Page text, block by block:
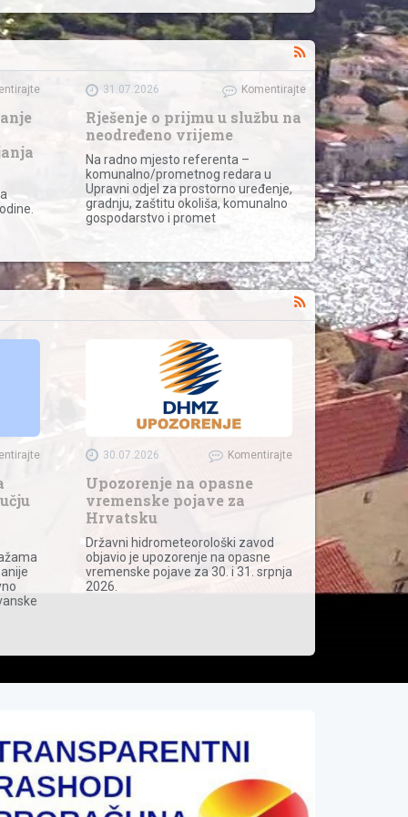
31.07.2026 Komentirajte
Rješenje o prijmu u službu na
neodređeno vrijeme
Na radno mjesto referenta –
komunalno/prometnog redara u
Upravni odjel za prostorno uređenje,
gradnju, zaštitu okoliša, komunalno
gospodarstvo i promet
30.07.2026 Komentirajte
Upozorenje na opasne
vremenske pojave za
Hrvatsku
Državni hidrometeorološki zavod
objavio je upozorenje na opasne
vremenske pojave za 30. i 31. srpnja
2026.